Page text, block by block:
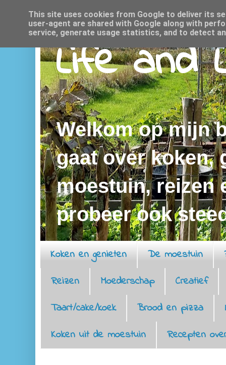
Life and
Welkom op mijn
gaat over koken,
moestuin, reizen
probeer ook
Koken en genieten De moestuin
Reizen
Moederschap
Creatief
Taart/cake/koek
Brood en pizza
Koken uit de moestuin
Recepten
This site uses cookies from Google to deliver its
user-agent are shared with Google along with
service, generate usage statistics, and to detect